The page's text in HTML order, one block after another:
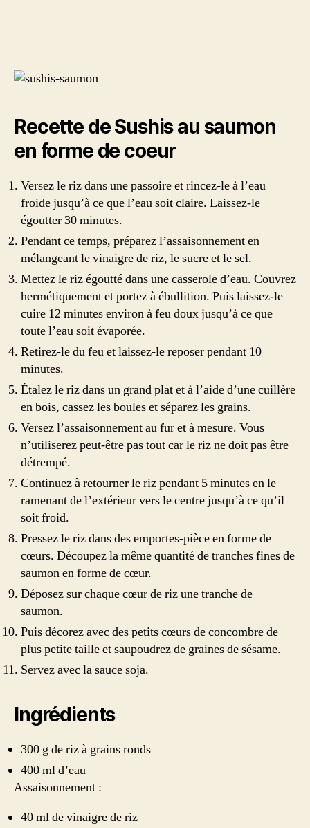
Recette de Sushis au saumon
en forme de coeur
Versez le riz dans une passoire et rincez-le à l’eau
froide jusqu’à ce que l’eau soit claire. Laissez-le
égoutter 30 minutes.
Pendant ce temps, préparez l’assaisonnement en
mélangeant le vinaigre de riz, le sucre et le sel.
Mettez le riz égoutté dans une casserole d’eau. Couvrez
hermétiquement et portez à ébullition. Puis laissez-le
cuire 12 minutes environ à feu doux jusqu’à ce que
toute l’eau soit évaporée.
Retirez-le du feu et laissez-le reposer pendant 10
minutes.
Étalez le riz dans un grand plat et à l’aide d’une cuillère
en bois, cassez les boules et séparez les grains.
Versez l’assaisonnement au fur et à mesure. Vous
n’utiliserez peut-être pas tout car le riz ne doit pas être
détrempé.
Continuez à retourner le riz pendant 5 minutes en le
ramenant de l’extérieur vers le centre jusqu’à ce qu’il
soit froid.
Pressez le riz dans des emportes-pièce en forme de
cœurs. Découpez la même quantité de tranches fines de
saumon en forme de cœur.
Déposez sur chaque cœur de riz une tranche de
saumon.
Puis décorez avec des petits cœurs de concombre de
plus petite taille et saupoudrez de graines de sésame.
Servez avec la sauce soja.
Ingrédients
300 g de riz à grains ronds
400 ml d’eau
Assaisonnement :
40 ml de vinaigre de riz